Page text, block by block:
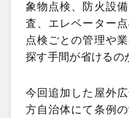
象物点検、防火設
査、エレベーター
点検ごとの管理や
探す手間が省けるの
今回追加した屋外
方自治体にて条例